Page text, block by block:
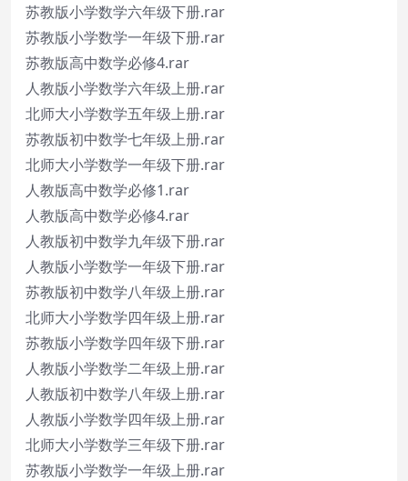
苏教版小学数学六年级下册.rar
苏教版小学数学一年级下册.rar
苏教版高中数学必修4.rar
人教版小学数学六年级上册.rar
北师大小学数学五年级上册.rar
苏教版初中数学七年级上册.rar
北师大小学数学一年级下册.rar
人教版高中数学必修1.rar
人教版高中数学必修4.rar
人教版初中数学九年级下册.rar
人教版小学数学一年级下册.rar
苏教版初中数学八年级上册.rar
北师大小学数学四年级上册.rar
苏教版小学数学四年级下册.rar
人教版小学数学二年级上册.rar
人教版初中数学八年级上册.rar
人教版小学数学四年级上册.rar
北师大小学数学三年级下册.rar
苏教版小学数学一年级上册.rar